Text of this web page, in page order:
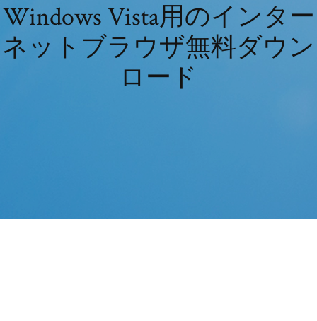
Windows Vista用のインター
ネットブラウザ無料ダウン
ロード